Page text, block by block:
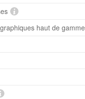
haut de gamme